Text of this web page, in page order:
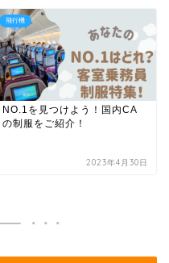
飛行機
NO.1を見つけよう！国内CA
の制服をご紹介！
2023年4月30日